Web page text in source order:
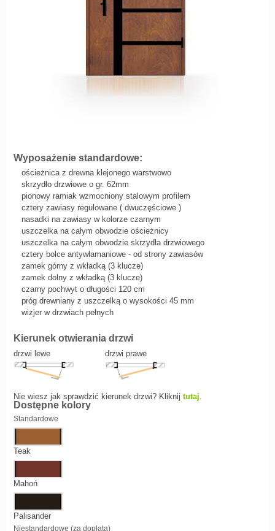
Wyposażenie standardowe:
ościeżnica z drewna klejonego warstwowo
skrzydło drzwiowe o gr. 62mm
pionowy ramiak wzmocniony stalowym profilem
cztery zawiasy regulowane ( dwuczęściowe )
nasadki na zawiasy w kolorze czarnym
uszczelka na całym obwodzie ościeżnicy
uszczelka na całym obwodzie skrzydła drzwiowego
cztery bolce antywłamaniowe - od strony zawiasów
zamek górny z wkładką (3 klucze)
zamek dolny z wkładką (3 klucze)
czarny pochwyt o długości 120 cm
próg drewniany z uszczelką o wysokości 45 mm
wizjer w drzwiach pełnych
Kierunek otwierania drzwi
drzwi lewe drzwi prawe
Nie wiesz jak sprawdzić kierunek drzwi? Kliknij tutaj.
Dostępne kolory
Standardowe
Teak
Mahoń
Palisander
Niestandardowe (za dopłatą)